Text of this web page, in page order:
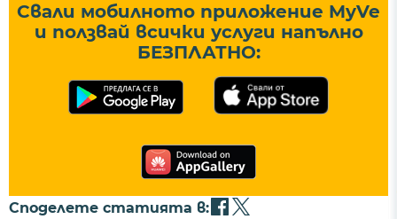
Свали мобилното приложение MyVe
и ползвай всички услуги напълно
БЕЗПЛАТНО:
Споделете статията в: